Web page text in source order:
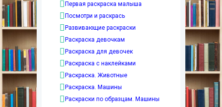
Первая раскраска малыша
Посмотри и раскрась
Развивающие раскраски
Раскраска девочкам
Раскраска для девочек
Раскраска с наклейками
Раскраска. Животные
Раскраска. Машины
Раскраски по образцам. Машины